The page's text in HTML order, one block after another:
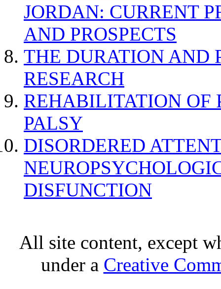
JORDAN: CURRENT
AND PROSPECTS
THE DURATION AND
RESEARCH
REHABILITATION OF
PALSY
DISORDERED
DISFUNCTION
All site content, except
under a Creative